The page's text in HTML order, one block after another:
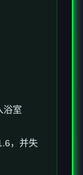
浴室
，并失